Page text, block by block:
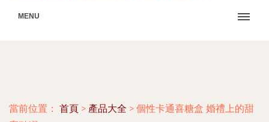
MENU
當前位置： 首頁 > 產品大全 > 個性卡通喜糖盒 婚禮上的甜